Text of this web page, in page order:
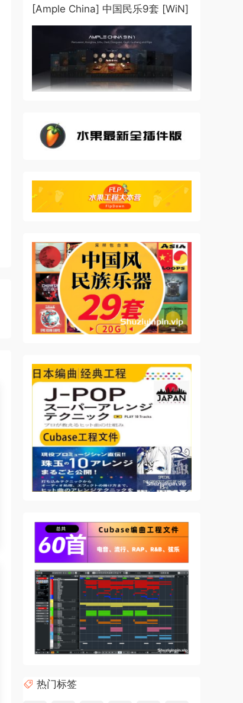
（4.1GB+10.2GB+9.6GB）
[Ample China] 中国民乐9套 [WiN]
热门标签